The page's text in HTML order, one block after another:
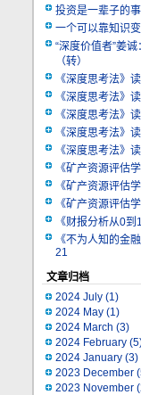
投资是一辈子的事
一个可以靠知识
“深度价值者”姜
（转）
《深度思考法》
《深度思考法》
《深度思考法》
《深度思考法》
《深度思考法》
《矿产资源评估
《矿产资源评估
《矿产资源评估
《财报分析从0
《不为人知的金
21
文章归档
2024 July (1)
2024 May (1)
2024 March (3)
2024 February
2024 January (3)
2023 December
2023 November